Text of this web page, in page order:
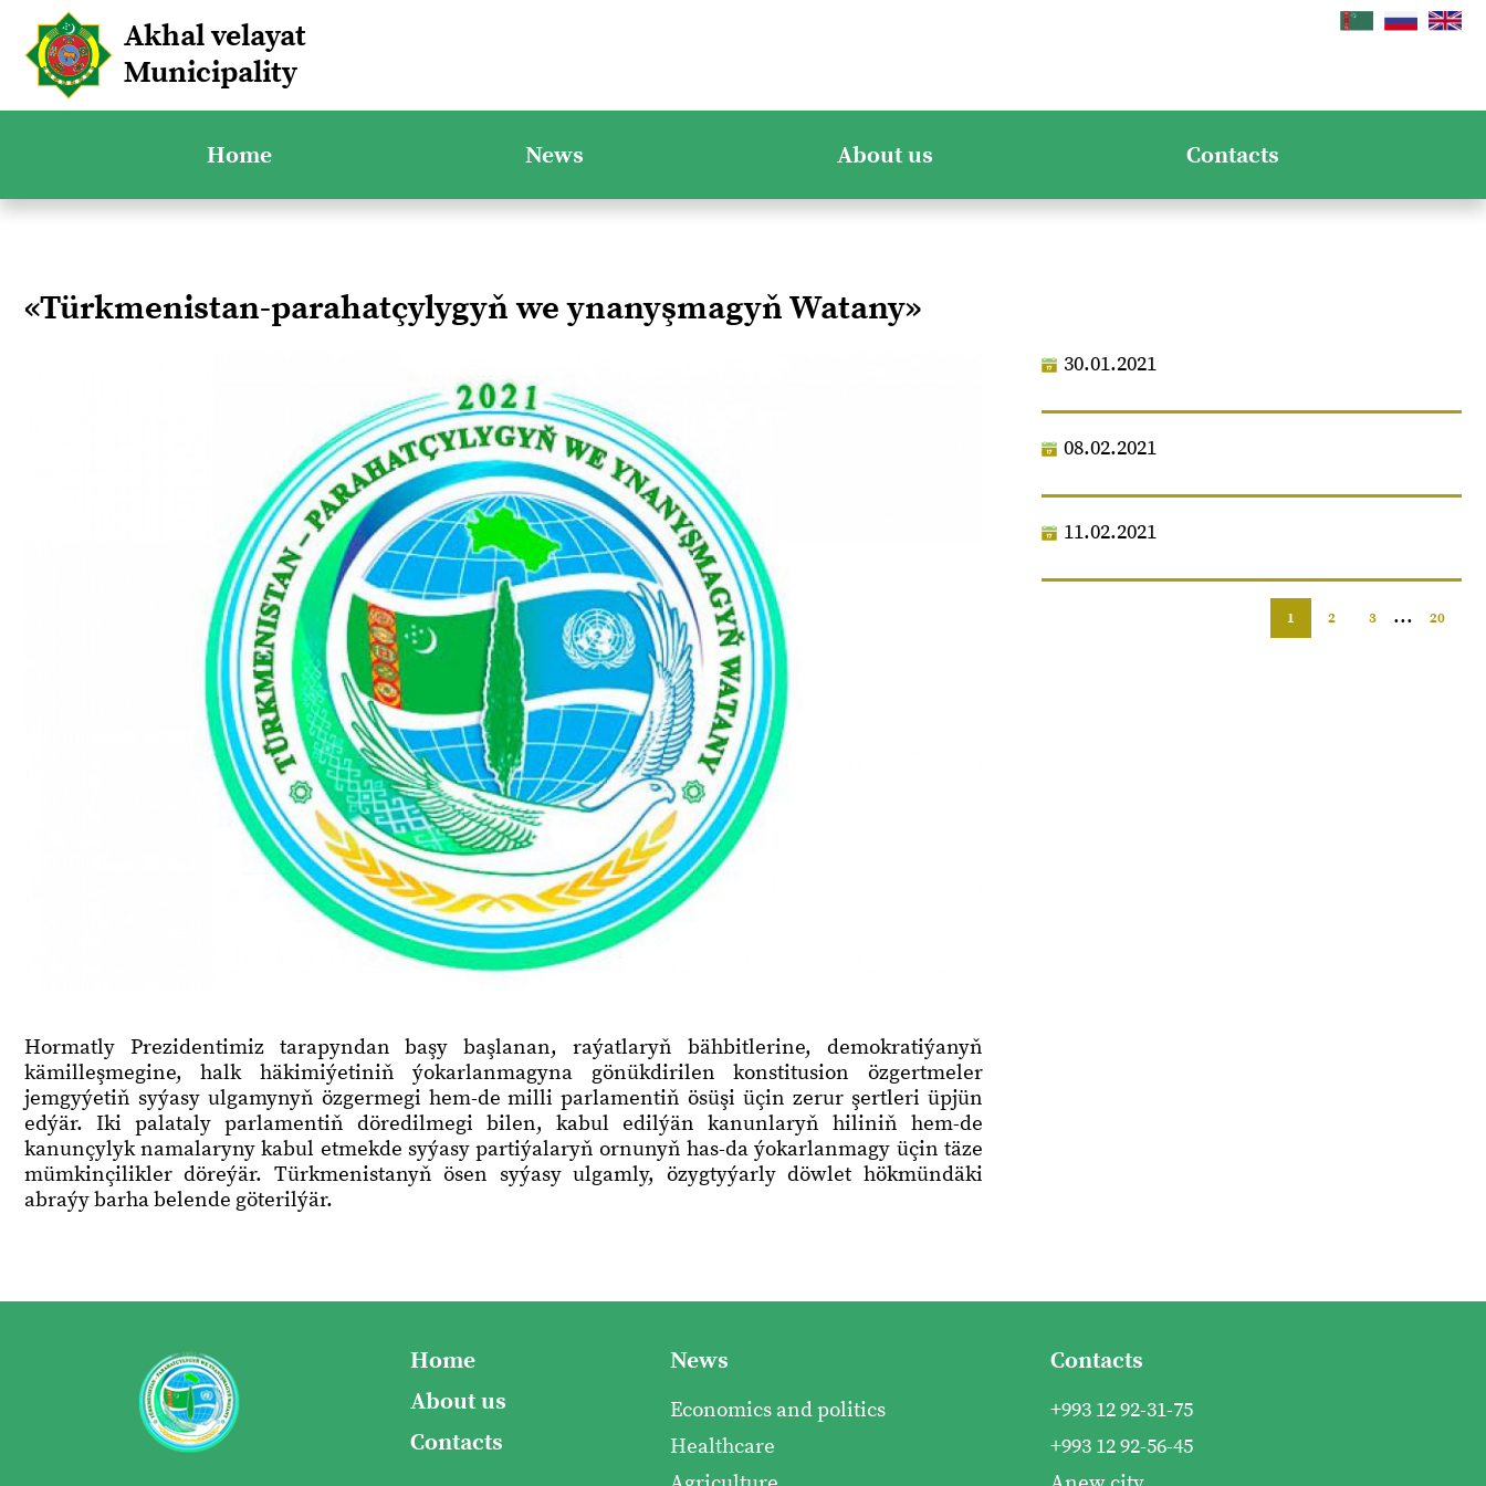
Akhal velayat
Municipality
Home News About us Contacts
«Türkmenistan-parahatçylygyň we ynanyşmagyň Watany»
Hormatly Prezidentimiz tarapyndan başy başlanan, raýatlaryň bähbitlerine, demokratiýanyň
kämilleşmegine, halk häkimiýetiniň ýokarlanmagyna gönükdirilen konstitusion özgertmeler
jemgyýetiň syýasy ulgamynyň özgermegi hem-de milli parlamentiň ösüşi üçin zerur şertleri üpjün
edýär. Iki palataly parlamentiň döredilmegi bilen, kabul edilýän kanunlaryň hiliniň hem-de
kanunçylyk namalaryny kabul etmekde syýasy partiýalaryň ornunyň has-da ýokarlanmagy üçin täze
mümkinçilikler döreýär. Türkmenistanyň ösen syýasy ulgamly, özygtyýarly döwlet hökmündäki
abraýy barha belende göterilýär.
30.01.2021
08.02.2021
11.02.2021
1 2 3 ... 20
Home
About us
Contacts
News
Economics and politics
Healthcare
Contacts
+993 12 92-31-75
+993 12 92-56-45